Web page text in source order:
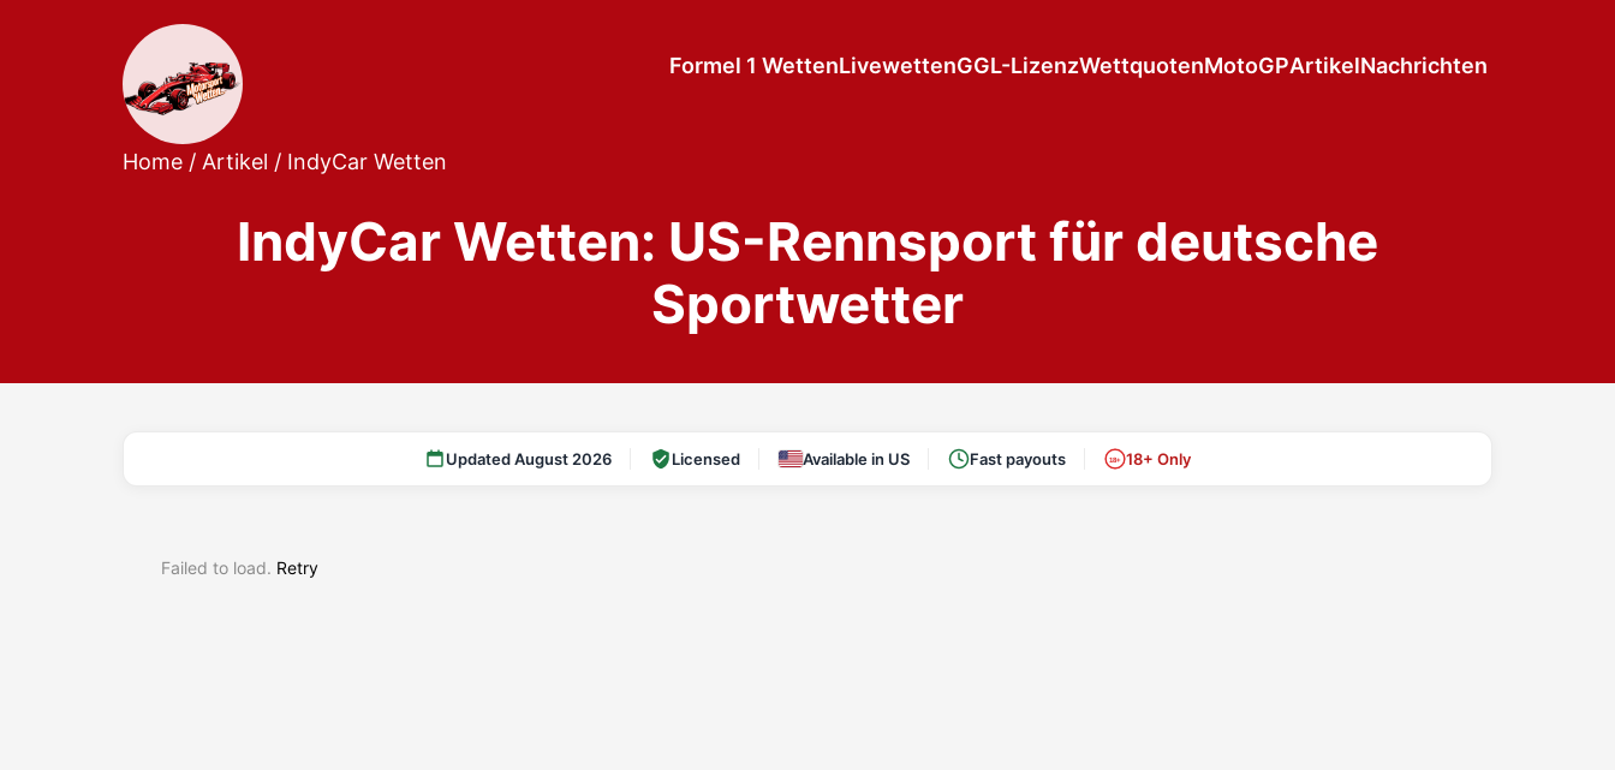
Formel 1 WettenLivewettenGGL-LizenzWettquotenMotoGPArtikelNachrichten
Home / Artikel / IndyCar Wetten
IndyCar Wetten: US-Rennsport für deutsche
Sportwetter
Updated August 2026 Licensed Available in US Fast payouts 18+ 18+ Only
Failed to load. Retry